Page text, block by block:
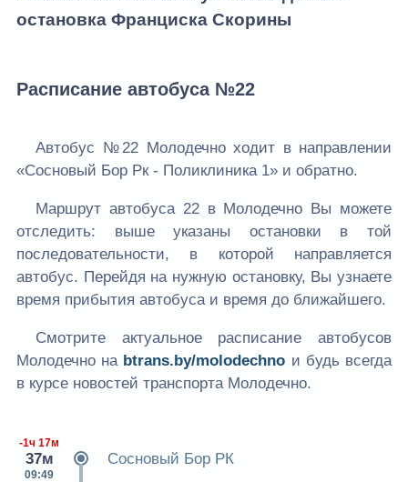
остановка Франциска Скорины
Расписание автобуса №22
Автобус №22 Молодечно ходит в направлении
«Сосновый Бор Рк - Поликлиника 1» и обратно.
Маршрут автобуса 22 в Молодечно Вы можете
отследить: выше указаны остановки в той
последовательности, в которой направляется
автобус. Перейдя на нужную остановку, Вы узнаете
время прибытия автобуса и время до ближайшего.
Смотрите актуальное расписание автобусов
Молодечно на btrans.by/molodechno и будь всегда
в курсе новостей транспорта Молодечно.
-1ч 17м
37м
09:49
Сосновый Бор РК